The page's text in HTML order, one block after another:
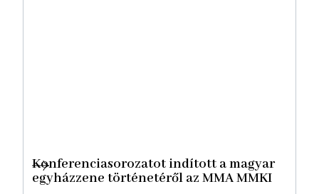
Konferenciasorozatot indított a magyar
egyházzene történetéről az MMA MMKI